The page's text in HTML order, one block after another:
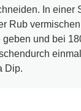
In einer
Rub
und bei
Dip.